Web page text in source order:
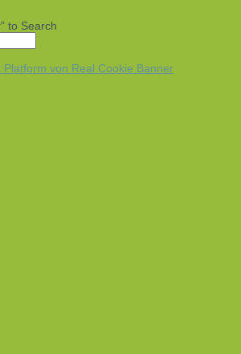
to Search
von Real Cookie Banner